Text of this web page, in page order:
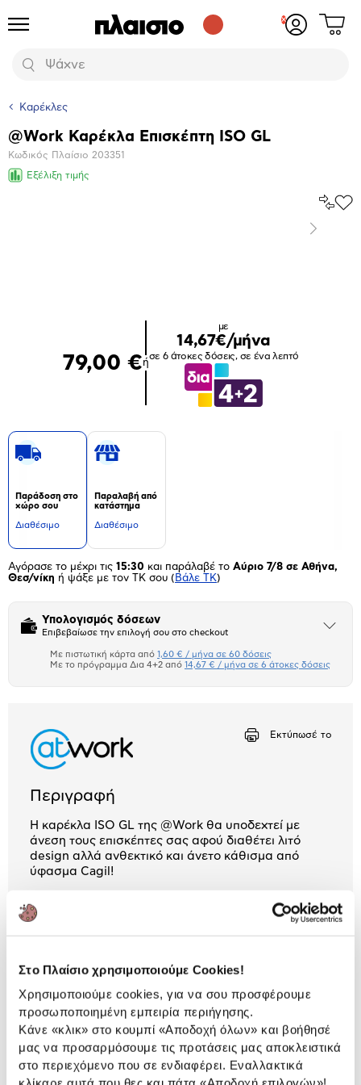
Στο Πλαίσιο χρησιμοποιούμε Cookies!
Χρησιμοποιούμε cookies, για να σου προσφέρουμε
προσωποποιημένη εμπειρία περιήγησης.
Κάνε «κλικ» στο κουμπί «Αποδοχή όλων» και βοήθησέ
μας να προσαρμόσουμε τις προτάσεις μας αποκλειστικά
στο περιεχόμενο που σε ενδιαφέρει. Εναλλακτικά
Προϊόντα
Αναζήτηση
Δες
Καρέκλες
Βασικά
χαρακτηριστικά
@Work Καρέκλα Επισκέπτη ISO GL
Κωδικός Πλαίσιο 203351
Εξέλιξη τιμής
Επόμενο
79,00 €ή
με
14,67€/μήνα
σε 6 άτοκες δόσεις, σε ένα λεπτό
Παράδοση στο
χώρο σου
Διαθέσιμο
Παραλαβή από
κατάστημα
Διαθέσιμο
Αγόρασε το μέχρι τις 15:30 και παράλαβέ το Αύριο 7/8 σε Αθήνα,
Θεσ/νίκη ή ψάξε με τον ΤΚ σου ( Βάλε ΤΚ)
Υπολογισμός δόσεων
Επιβεβαίωσε την επιλογή σου στο checkout
Άνοιξε
Πιστωτική κάρτα
Αριθμός δόσεων
Με πιστωτική κάρτα από 1,60 € / μήνα σε 60 δόσεις
Με το πρόγραμμα Δια 4+2 από 14,67 € / μήνα σε 6 άτοκες δόσεις
Εκτύπωσέ το
Περιγραφή
Η καρέκλα ISO GL της @Work θα υποδεχτεί με
άνεση τους επισκέπτες σας αφού διαθέτει λιτό
design αλλά ανθεκτικό και άνετο κάθισμα από
ύφασμα Cagil!
1 Έτος εγγύηση ΠΛΑΙΣΙΟ COMPUTERS
Πληροφορίες
Χαρακτηριστικά
Τύπος: Καρέκλα Επισκέπτη
Βάση Καρέκλας: Μεταλ.Επιχρωμιωμένη